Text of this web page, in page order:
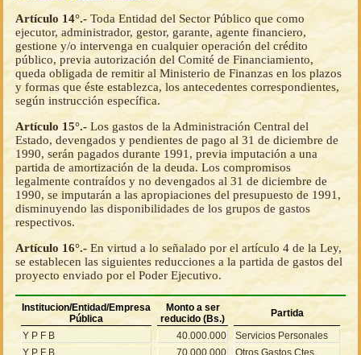
Artículo 14°.- Toda Entidad del Sector Público que como
ejecutor, administrador, gestor, garante, agente financiero,
gestione y/o intervenga en cualquier operación del crédito
público, previa autorización del Comité de Financiamiento,
queda obligada de remitir al Ministerio de Finanzas en los plazos
y formas que éste establezca, los antecedentes correspondientes,
según instrucción específica.
Artículo 15°.- Los gastos de la Administración Central del
Estado, devengados y pendientes de pago al 31 de diciembre de
1990, serán pagados durante 1991, previa imputación a una
partida de amortización de la deuda. Los compromisos
legalmente contraídos y no devengados al 31 de diciembre de
1990, se imputarán a las apropiaciones del presupuesto de 1991,
disminuyendo las disponibilidades de los grupos de gastos
respectivos.
Artículo 16°.- En virtud a lo señalado por el artículo 4 de la Ley,
se establecen las siguientes reducciones a la partida de gastos del
proyecto enviado por el Poder Ejecutivo.
Institucion/Entidad/Empresa
Pública
Monto a ser
reducido (Bs.)
Partida
Y P F B
40.000.000
Servicios Personales
Y P F B
70.000.000
Otros Gastos Ctes.